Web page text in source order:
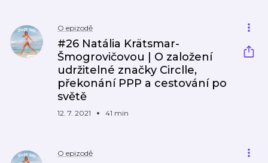
O epizodě
#26 Natália Krätsmar-
Šmogrovičovou | O založení
udržitelné značky Circlle,
překonání PPP a cestování po
světě
12. 7. 2021 41 min
O epizodě